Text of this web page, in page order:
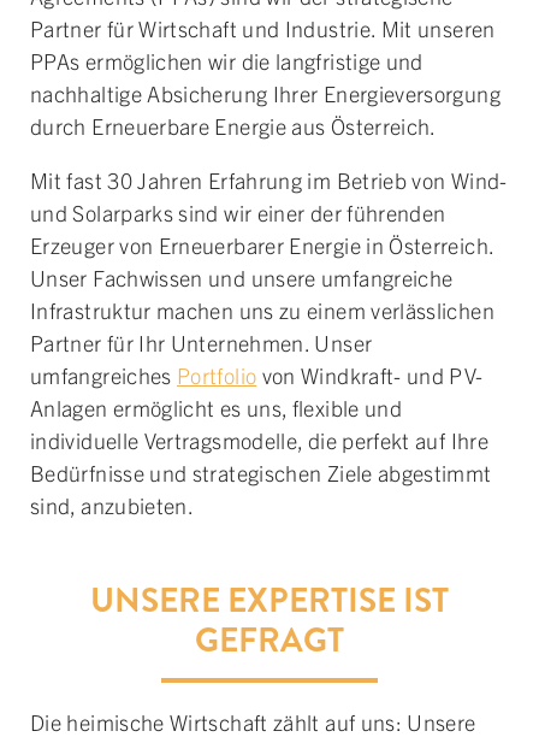
Partner für Wirtschaft und Industrie. Mit unseren
PPAs ermöglichen wir die langfristige und
nachhaltige Absicherung Ihrer Energieversorgung
durch Erneuerbare Energie aus Österreich.
Mit fast 30 Jahren Erfahrung im Betrieb von Wind-
und Solarparks sind wir einer der führenden
Erzeuger von Erneuerbarer Energie in Österreich.
Unser Fachwissen und unsere umfangreiche
Infrastruktur machen uns zu einem verlässlichen
Partner für Ihr Unternehmen. Unser
umfangreiches Portfolio von Windkraft- und PV-
Anlagen ermöglicht es uns, flexible und
individuelle Vertragsmodelle, die perfekt auf Ihre
Bedürfnisse und strategischen Ziele abgestimmt
sind, anzubieten.
UNSERE EXPERTISE IST
GEFRAGT
Die heimische Wirtschaft zählt auf uns: Unsere